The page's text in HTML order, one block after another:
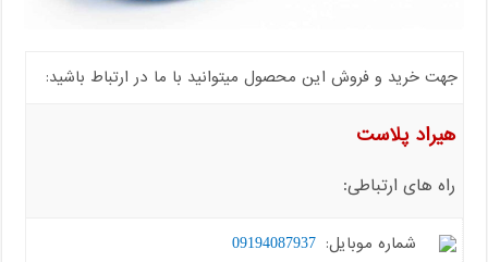
جهت خرید و فروش این محصول میتوانید با ما در ارتباط باشید:
هیراد پلاست
راه های ارتباطی:
شماره موبایل: 09194087937